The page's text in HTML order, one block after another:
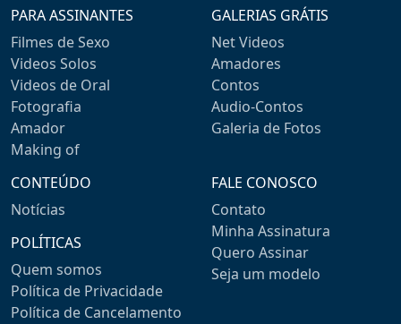
PARA ASSINANTES
Filmes de Sexo
Videos Solos
Videos de Oral
Fotografia
Amador
Making of
GALERIAS GRÁTIS
Net Videos
Amadores
Contos
Audio-Contos
Galeria de Fotos
CONTEÚDO
Notícias
POLÍTICAS
Quem somos
Política de Privacidade
Política de Cancelamento
FALE CONOSCO
Contato
Minha Assinatura
Quero Assinar
Seja um modelo